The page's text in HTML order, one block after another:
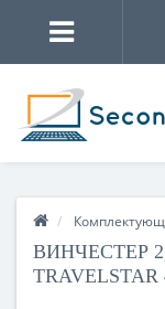
ВИНЧЕСТЕР
TRAVELSTAR